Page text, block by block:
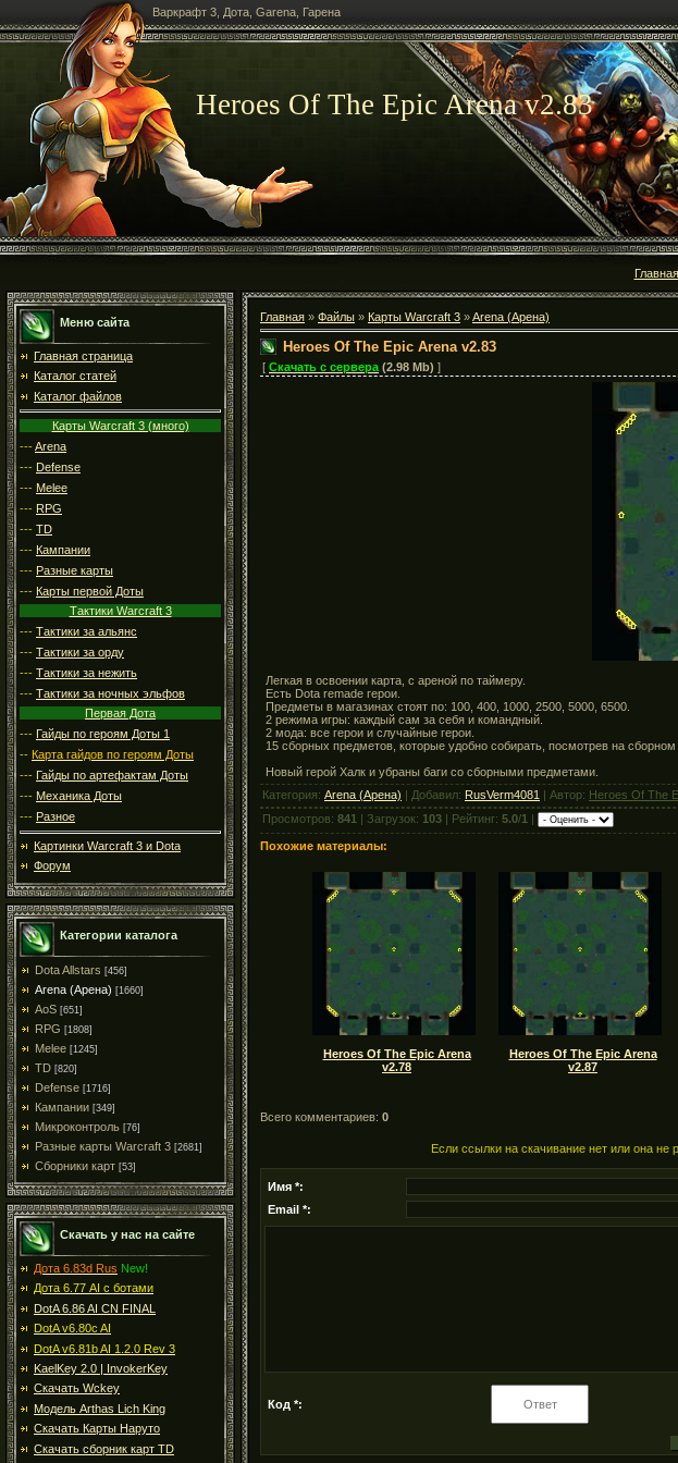
Варкрафт 3, Дота, Garena, Гарена
Heroes Of The Epic Arena v2.83
Главная
Меню сайта
Главная страница
Каталог статей
Каталог файлов
Карты Warcraft 3 (много)
---Arena
--- Defense
--- Melee
--- RPG
--- TD
--- Кампании
--- Разные карты
--- Карты первой Доты
Тактики Warcraft 3
--- Тактики за альянс
--- Тактики за орду
--- Тактики за нежить
--- Тактики за ночных эльфов
Первая Дота
--- Гайды по героям Доты 1
-- Карта гайдов по героям Доты
--- Гайды по артефактам Доты
--- Механика Доты
--- Разное
Картинки Warcraft 3 и Dota
Форум
Категории каталога
Dota Allstars [456]
Arena (Арена) [1660]
AoS [651]
RPG [1808]
Melee [1245]
TD [820]
Defense [1716]
Кампании [349]
Микроконтроль [76]
Разные карты Warcraft 3 [2681]
Сборники карт [53]
Скачать у нас на сайте
Дота 6.83d Rus New!
Дота 6.77 AI с ботами
DotA 6.86 AI CN FINAL
DotA v6.80c AI
DotA v6.81b AI 1.2.0 Rev 3
KaelKey 2.0 | InvokerKey
Скачать Wckey
Модель Arthas Lich King
Скачать Карты Наруто
Скачать сборник карт TD
Главная » Файлы » Карты Warcraft 3 »Arena (Арена)
Heroes Of The Epic Arena v2.83
[ Скачать с сервера (2.98 Mb) ]
Легкая в освоении карта, с ареной по таймеру.
Есть Dota remade герои.
Предметы в магазинах стоят по: 100, 400, 1000, 2500, 5000, 6500.
2 режима игры: каждый сам за себя и командный.
2 мода: все герои и случайные герои.
15 сборных предметов, которые удобно собирать, посмотрев на сборном
Новый герой Халк и убраны баги со сборными предметами.
Категория: Arena (Арена) | Добавил: RusVerm4081 | Автор: Heroes Of The
Просмотров: 841 | Загрузок: 103 | Рейтинг: 5.0/1 |
Похожие материалы:
Heroes Of The Epic Arena
v2.78
Heroes Of The Epic Arena
v2.87
Всего комментариев: 0
Если ссылки на скачивание нет или она
Имя *:
Email *:
Код *: